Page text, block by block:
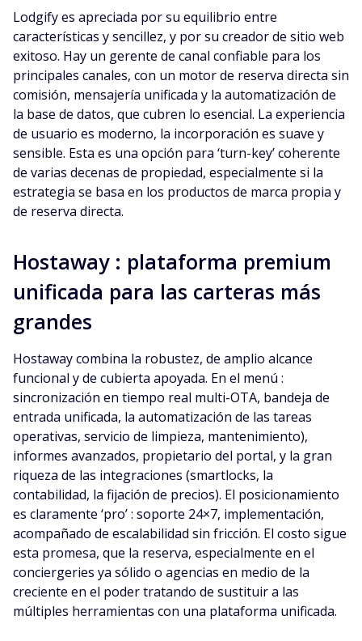
Lodgify es apreciada por su equilibrio entre
características y sencillez, y por su creador de sitio web
exitoso. Hay un gerente de canal confiable para los
principales canales, con un motor de reserva directa sin
comisión, mensajería unificada y la automatización de
la base de datos, que cubren lo esencial. La experiencia
de usuario es moderno, la incorporación es suave y
sensible. Esta es una opción para ‘turn-key’ coherente
de varias decenas de propiedad, especialmente si la
estrategia se basa en los productos de marca propia y
de reserva directa.
Hostaway : plataforma premium
unificada para las carteras más
grandes
Hostaway combina la robustez, de amplio alcance
funcional y de cubierta apoyada. En el menú :
sincronización en tiempo real multi-OTA, bandeja de
entrada unificada, la automatización de las tareas
operativas, servicio de limpieza, mantenimiento),
informes avanzados, propietario del portal, y la gran
riqueza de las integraciones (smartlocks, la
contabilidad, la fijación de precios). El posicionamiento
es claramente ‘pro’ : soporte 24×7, implementación,
acompañado de escalabilidad sin fricción. El costo sigue
esta promesa, que la reserva, especialmente en el
conciergeries ya sólido o agencias en medio de la
creciente en el poder tratando de sustituir a las
múltiples herramientas con una plataforma unificada.